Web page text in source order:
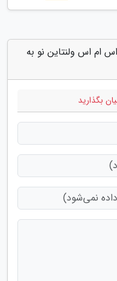
با "30 پیامک و اس ام اس ولنتاین نو به
بگذارید